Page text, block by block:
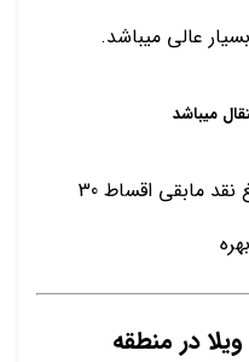
عالی میباشد.
میباشد
شرایط فروش این ویلا ۱/۳ مبلغ نقد مابقی اقساط 30
در منطقه